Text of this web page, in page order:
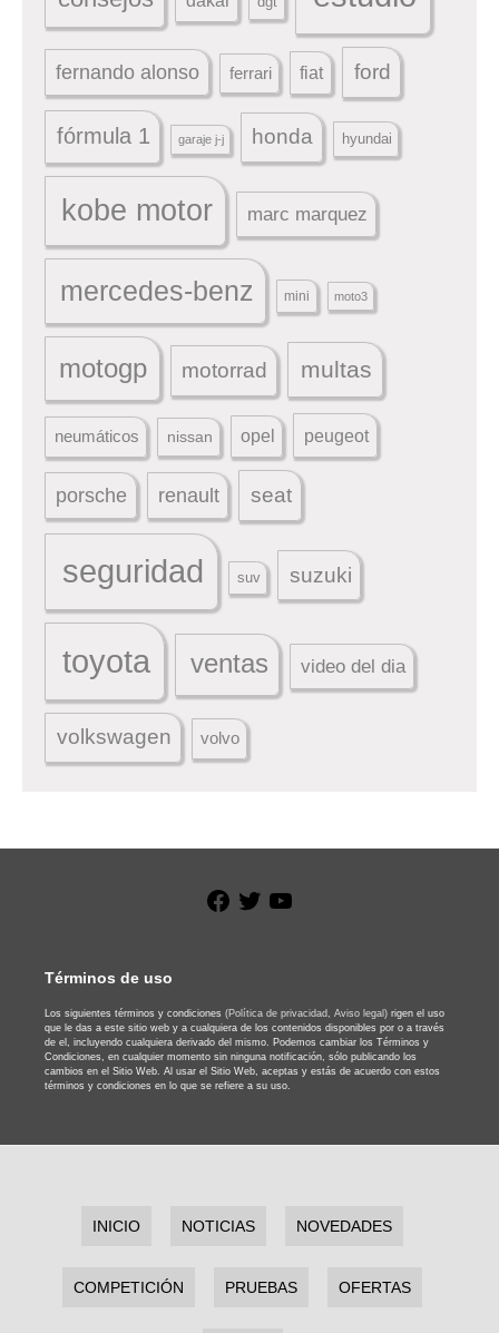
fernando alonso ferrari fiat ford
fórmula 1 garaje j-j honda hyundai
kobe motor marc marquez
mercedes-benz mini moto3
motogp motorrad multas
neumáticos nissan opel peugeot
porsche renault seat
seguridad suv suzuki
toyota ventas video del dia
volkswagen volvo
Facebook
Twitter
Términos de uso
Los siguientes términos y condiciones (Política de privacidad, Aviso legal) rigen el uso
que le das a este sitio web y a cualquiera de los contenidos disponibles por o a través
de el, incluyendo cualquiera derivado del mismo. Podemos cambiar los Términos y
Condiciones, en cualquier momento sin ninguna notificación, sólo publicando los
cambios en el Sitio Web. Al usar el Sitio Web, aceptas y estás de acuerdo con estos
términos y condiciones en lo que se refiere a su uso.
INICIO NOTICIAS NOVEDADES
COMPETICIÓN PRUEBAS OFERTAS